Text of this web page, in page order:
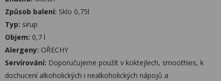
Způsob balení: Sklo 0,75l
Typ: sirup
Objem: 0,7 l
Alergeny: OŘECHY
Servírování: Doporučujeme použít v koktejlech, smoothies, k
dochucení alkoholických i nealkoholických nápojů a